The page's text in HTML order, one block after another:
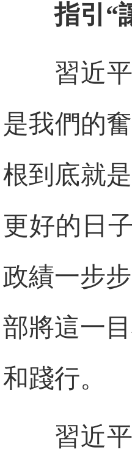
指引“
習近
是我們的
根到底就
更好的日
政績一步
部將這一
和踐行。
習近